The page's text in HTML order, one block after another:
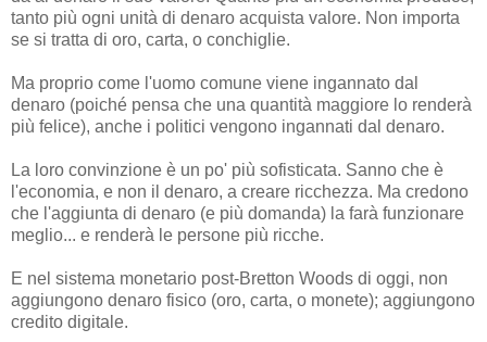
tanto più ogni unità di denaro acquista valore. Non importa
se si tratta di oro, carta, o conchiglie.
Ma proprio come l'uomo comune viene ingannato dal
denaro (poiché pensa che una quantità maggiore lo renderà
più felice), anche i politici vengono ingannati dal denaro.
La loro convinzione è un po' più sofisticata. Sanno che è
l'economia, e non il denaro, a creare ricchezza. Ma credono
che l'aggiunta di denaro (e più domanda) la farà funzionare
meglio... e renderà le persone più ricche.
E nel sistema monetario post-Bretton Woods di oggi, non
aggiungono denaro fisico (oro, carta, o monete); aggiungono
credito digitale.